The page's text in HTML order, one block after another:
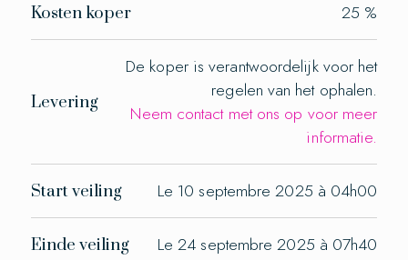
Kosten koper 25
Levering
De koper is verantwoordelijk voor het
regelen van het ophalen.
Neem contact met ons op voor meer
informatie.
Start veiling Le 10 septembre 2025 à 04h00
Einde veiling Le 24 septembre 2025 à 07h40